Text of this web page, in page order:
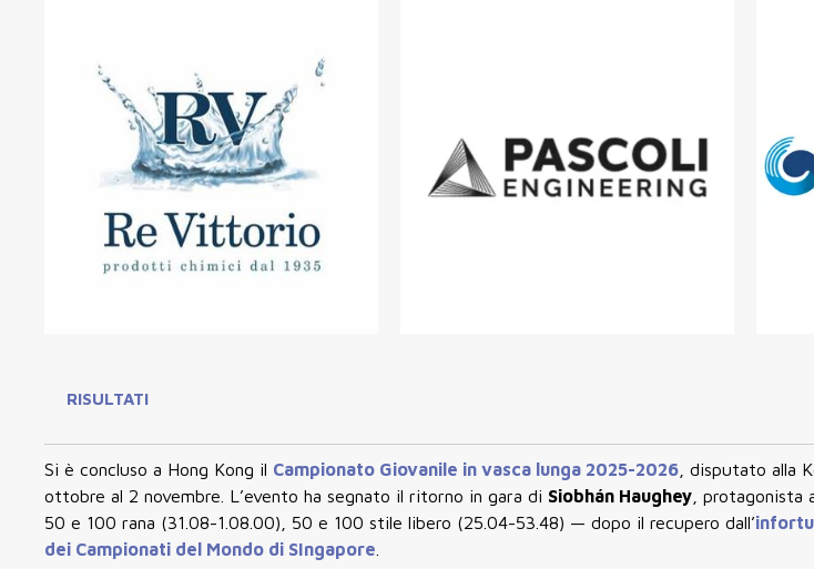
RISULTATI
Si è concluso a Hong Kong il Campionato Giovanile in vasca lunga 2025-2026 , disputato alla
ottobre al 2 novembre. L’evento ha segnato il ritorno in gara di Siobhán Haughey ,
50 e 100 rana (31.08-1.08.00), 50 e 100 stile libero (25.04-53.48) — dopo il recupero dall’
dei Campionati del Mondo di SIngapore